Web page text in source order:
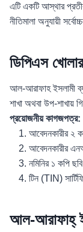
এটি একটি আস্থার
নীতিমালা অনুযায়ী
ডিপিএস
আল-আরাফাহ ইসলামী
শাখা অথবা উপ-শাখায়
প্রয়োজনীয় কাগজপত্র:
আবেদনকারীর ২
আবেদনকারীর
নমিনির ১ কপি
টিন (TIN)
আল-আরাফাহ্